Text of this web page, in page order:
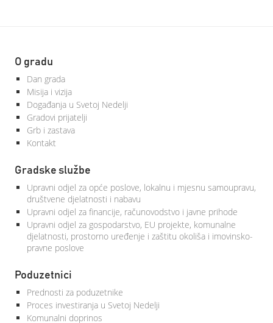
O gradu
Dan grada
Misija i vizija
Događanja u Svetoj Nedelji
Gradovi prijatelji
Grb i zastava
Kontakt
Gradske službe
Upravni odjel za opće poslove, lokalnu i mjesnu samoupravu,
društvene djelatnosti i nabavu
Upravni odjel za financije, računovodstvo i javne prihode
Upravni odjel za gospodarstvo, EU projekte, komunalne
djelatnosti, prostorno uređenje i zaštitu okoliša i imovinsko-
pravne poslove
Poduzetnici
Prednosti za poduzetnike
Proces investiranja u Svetoj Nedelji
Komunalni doprinos